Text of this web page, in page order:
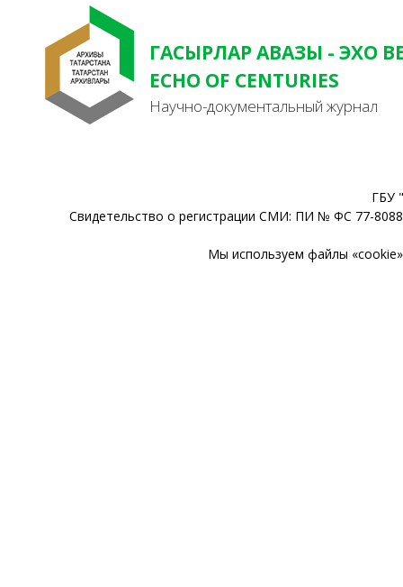
ГАСЫРЛАР АВАЗЫ - ЭХО
ECHO OF CENTURIES
Научно-документальный журнал
ГБУ
Свидетельство о регистрации СМИ: ПИ № ФС 77-
Мы используем файлы «cookie»